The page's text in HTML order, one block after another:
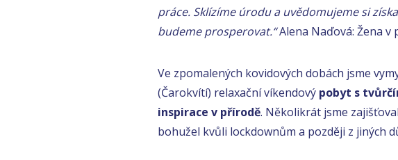
práce. Sklízíme úrodu a uvědomujeme si
budeme prosperovat.“Alena Naďová: Žena v
Ve zpomalených kovidových dobách jsme
(Čarokvítí) relaxační víkendový pobyt s
inspirace v přírodě. Několikrát jsme
bohužel kvůli lockdownům a později z jiných